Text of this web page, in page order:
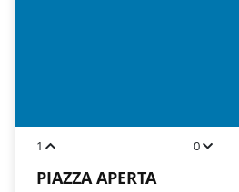
1 0
PIAZZA APERTA